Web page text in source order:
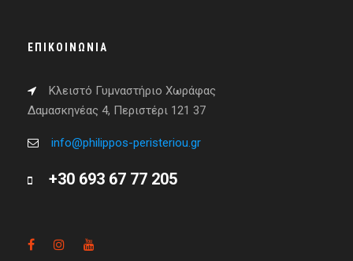
ΕΠΙΚΟΙΝΩΝΊΑ
Κλειστό Γυμναστήριο Χωράφας
Δαμασκηνέας 4, Περιστέρι 121 37
info@philippos-peristeriou.gr
+30 693 67 77 205